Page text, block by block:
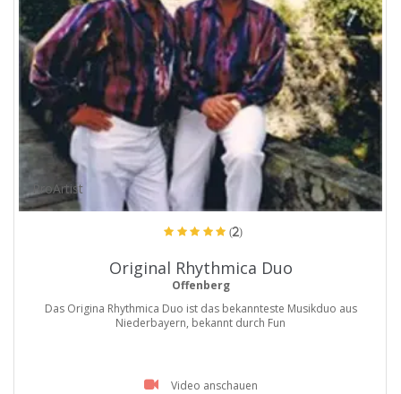
ProArtist
(2)
Original Rhythmica Duo
Offenberg
Das Origina Rhythmica Duo ist das bekannteste Musikduo aus
Niederbayern, bekannt durch Fun
Video anschauen